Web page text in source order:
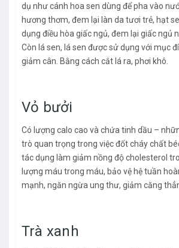
dụ như cánh hoa sen dùng để pha vào
hương thơm, đem lại làn da tươi trẻ, hạt
dụng điều hòa giấc ngủ, đem lại giấc ngủ
Còn lá sen, lá sen được sử dụng với mục
giảm cân. Bằng cách cắt lá ra, phơi khô.
Vỏ bưởi
Có lượng calo cao và chứa tinh dầu –
trò quan trọng trong việc đốt cháy chất
tác dụng làm giảm nồng độ cholesterol
lượng máu trong máu, bảo vệ hệ tuần
mạnh, ngăn ngừa ung thư, giảm căng
Trà xanh